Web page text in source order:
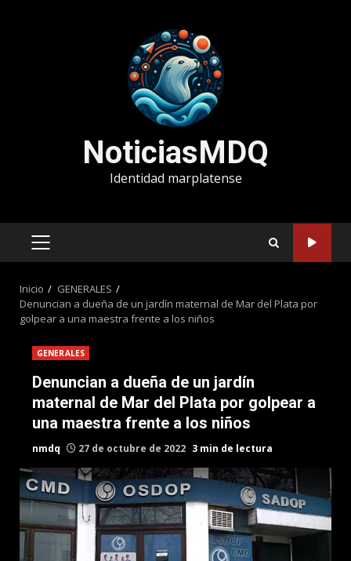
NoticiasMDQ
Identidad marplatense
MENÚ
Inicio
GENERALES
Denuncian a dueña de un jardín maternal de Mar del Plata por
golpear a una maestra frente a los niños
GENERALES
Denuncian a dueña de un jardín
maternal de Mar del Plata por golpear a
una maestra frente a los niños
nmdq 27 de octubre de 2022 3 min de lectura